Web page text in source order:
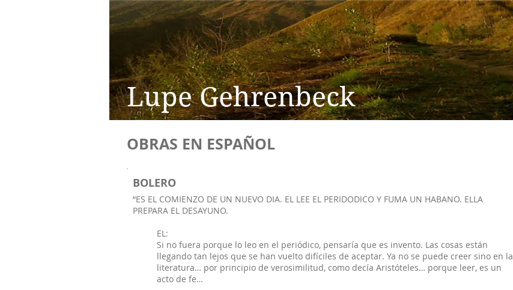
Lupe Gehrenbeck
OBRAS EN ESPAÑOL
“ES EL COMIENZO DE UN NUEVO DIA. EL LEE EL PERIDODICO Y FUMA UN HABANO. ELLA
PREPARA EL DESAYUNO.
EL:
Si no fuera porque lo leo en el periódico, pensaría que es invento. Las cosas están
llegando tan lejos que se han vuelto difíciles de aceptar. Ya no se puede creer sino en la
literatura… por principio de verosimilitud, como decía Aristóteles… porque leer, es un
acto de fe…
BOLERO